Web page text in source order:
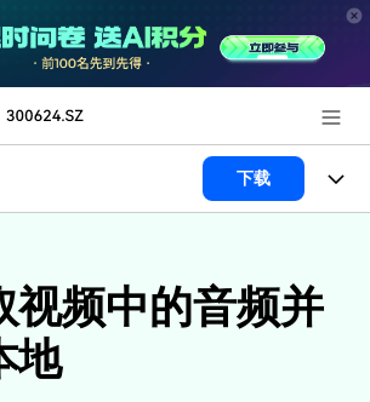
下载
视频中的音频并
地